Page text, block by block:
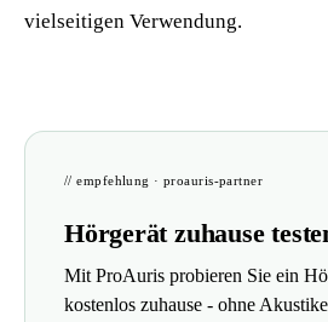
vielseitigen Verwendung.
// empfehlung · proauris-partner
Hörgerät zuhause
Mit ProAuris probieren Sie ein
kostenlos zuhause - ohne